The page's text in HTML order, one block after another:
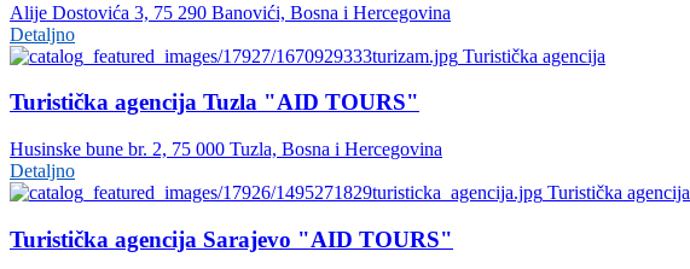
Alije Dostovića 3, 75 290 Banovići, Bosna i Hercegovina
Detaljno
Turistička agencija
Turistička agencija Tuzla "AID TOURS"
Husinske bune br. 2, 75 000 Tuzla, Bosna i Hercegovina
Detaljno
Turistička agencija
Turistička agencija Sarajevo "AID TOURS"